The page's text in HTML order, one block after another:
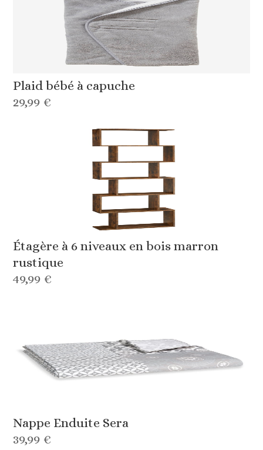
Plaid bébé à capuche
29,99 €
Étagère à 6 niveaux en bois marron
rustique
49,99 €
Nappe Enduite Sera
39,99 €